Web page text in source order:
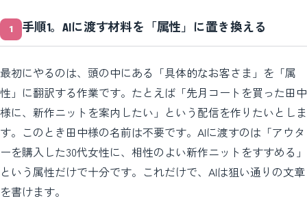
手順1。AIに渡す材料を「属性」に置き換える
最初にやるのは、頭の中にある「具体的なお客さま」を「属
性」に翻訳する作業です。たとえば「先月コートを買った田中
様に、新作ニットを案内したい」という配信を作りたいとしま
す。このとき田中様の名前は不要です。AIに渡すのは「アウタ
ーを購入した30代女性に、相性のよい新作ニットをすすめる」
という属性だけで十分です。これだけで、AIは狙い通りの文章
を書けます。